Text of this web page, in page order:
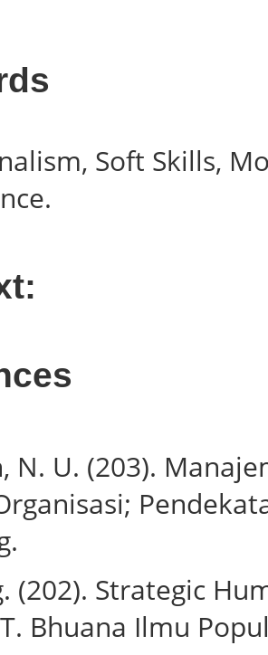
Soft Skills,
N. U. (203).
(202). Strategic
Bhuana Ilmu